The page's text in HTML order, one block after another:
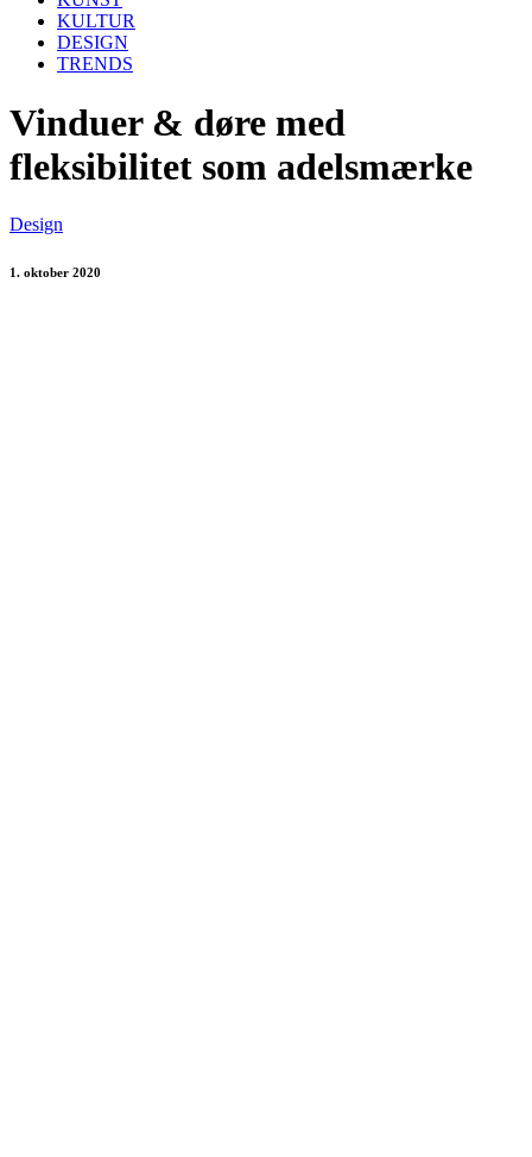
KULTUR
DESIGN
TRENDS
Vinduer & døre med
fleksibilitet som adelsmærke
Design
1. oktober 2020